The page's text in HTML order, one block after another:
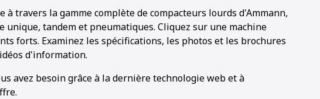
à travers la gamme complète de compacteurs lourds d'Ammann,
unique, tandem et pneumatiques. Cliquez sur une machine
forts. Examinez les spécifications, les photos et les brochures
d'information.
avez besoin grâce à la dernière technologie web et à